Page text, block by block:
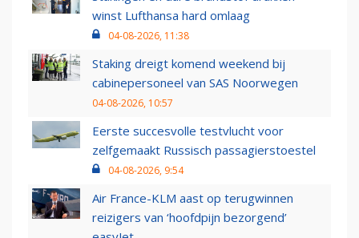
winst Lufthansa hard omlaag
04-08-2026, 11:38
Staking dreigt komend weekend bij
cabinepersoneel van SAS Noorwegen
04-08-2026, 10:57
Eerste succesvolle testvlucht voor
zelfgemaakt Russisch passagierstoestel
04-08-2026, 9:54
Air France-KLM aast op terugwinnen
reizigers van ‘hoofdpijn bezorgend’